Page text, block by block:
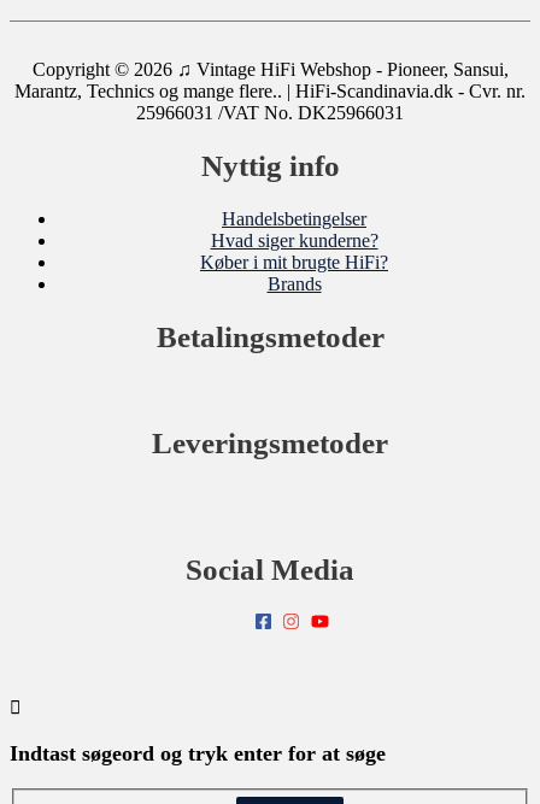
Copyright © 2026 ♫ Vintage HiFi Webshop - Pioneer, Sansui,
Marantz, Technics og mange flere.. | HiFi-Scandinavia.dk - Cvr. nr.
25966031 /VAT No. DK25966031
Nyttig info
Handelsbetingelser
Hvad siger kunderne?
Køber i mit brugte HiFi?
Brands
Betalingsmetoder
Leveringsmetoder
Social Media
Indtast søgeord og tryk enter for at søge